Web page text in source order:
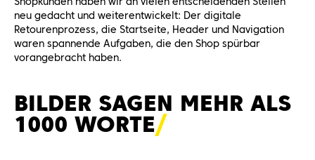
neu gedacht und weiterentwickelt: Der digitale
Retourenprozess, die Startseite, Header und Navigation
waren spannende Aufgaben, die den Shop spürbar
vorangebracht haben.
BILDER SAGEN MEHR ALS
1000 WORTE